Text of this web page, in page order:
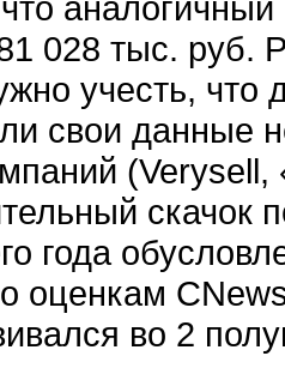
028 тыс. руб.
учесть, что
свои данные
скачок
года
оценкам
во 2